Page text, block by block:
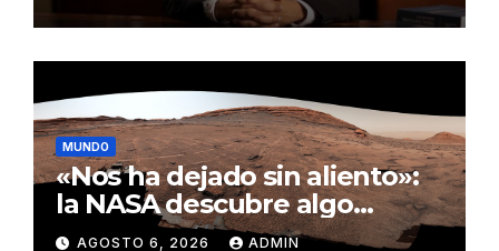
MUNDO
«Nos ha dejado sin aliento»:
la NASA descubre algo
insólito en Marte
AGOSTO 6, 2026 ADMIN